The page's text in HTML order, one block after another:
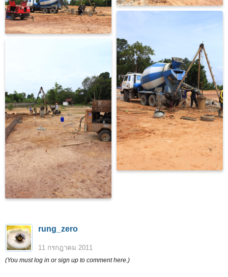
rung_zero
11 กรกฎาคม 2011
(You must log in or sign up to comment here.)